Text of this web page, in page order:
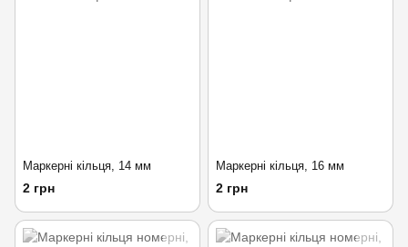
Маркерні кільця, 14 мм
2 грн
Маркерні кільця, 16 мм
2 грн